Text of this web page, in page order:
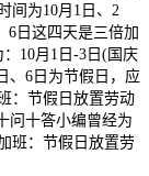
间为10月1日、2
6日这四天是三倍加
10月1日-3日(国庆
、6日为节假日，应
：节假日放置劳动
问十答小编曾经为
班：节假日放置劳